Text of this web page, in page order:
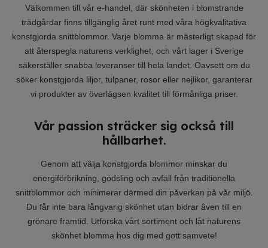
Välkommen till vår e-handel, där skönheten i blomstrande
trädgårdar finns tillgänglig året runt med våra högkvalitativa
konstgjorda snittblommor. Varje blomma är mästerligt skapad för
att återspegla naturens verklighet, och vårt lager i Sverige
säkerställer snabba leveranser till hela landet. Oavsett om du
söker konstgjorda liljor, tulpaner, rosor eller nejlikor, garanterar
vi produkter av överlägsen kvalitet till förmånliga priser.
Vår passion sträcker sig också till
hållbarhet.
Genom att välja konstgjorda blommor minskar du
energiförbrikning, gödsling och avfall från traditionella
snittblommor och minimerar därmed din påverkan på vår miljö.
Du får inte bara långvarig skönhet utan bidrar även till en
grönare framtid. Utforska vårt sortiment och låt naturens
skönhet blomma hos dig med gott samvete!